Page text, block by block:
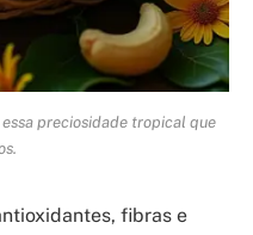
essa preciosidade tropical que
fibras e